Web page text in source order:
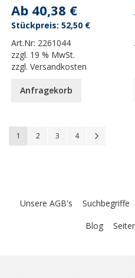
Ab 40,38 €
Art.Nr: 2261044
zzgl. 19 % MwSt.
zzgl.Versandkosten
52,50 €
Anfragekorb
Seite
You're currently reading page
1 Seite
2 Seite
3 Seite
4
Unsere AGB's Suchbegriffe
Blog